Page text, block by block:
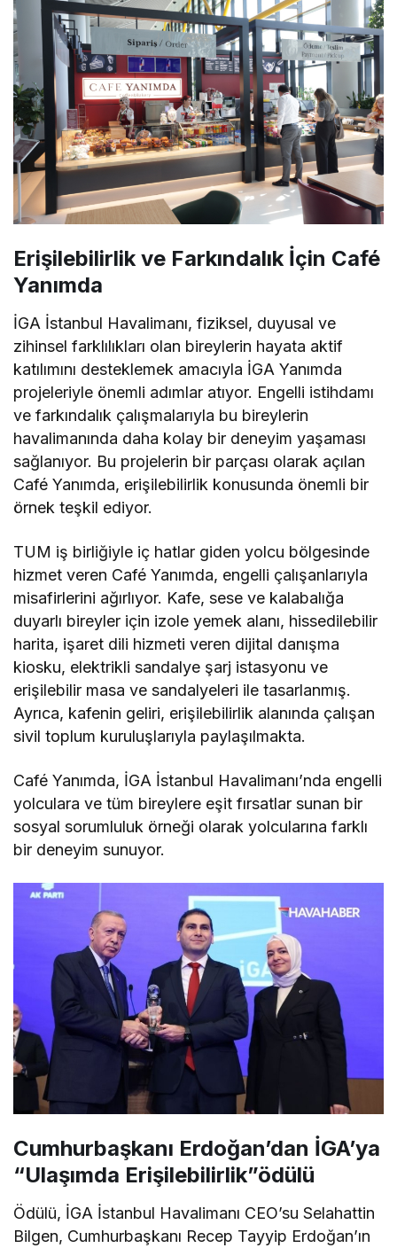
Erişilebilirlik ve Farkındalık İçin Café
Yanımda
İGA İstanbul Havalimanı, fiziksel, duyusal ve
zihinsel farklılıkları olan bireylerin hayata aktif
katılımını desteklemek amacıyla İGA Yanımda
projeleriyle önemli adımlar atıyor. Engelli istihdamı
ve farkındalık çalışmalarıyla bu bireylerin
havalimanında daha kolay bir deneyim yaşaması
sağlanıyor. Bu projelerin bir parçası olarak açılan
Café Yanımda, erişilebilirlik konusunda önemli bir
örnek teşkil ediyor.
TUM iş birliğiyle iç hatlar giden yolcu bölgesinde
hizmet veren Café Yanımda, engelli çalışanlarıyla
misafirlerini ağırlıyor. Kafe, sese ve kalabalığa
duyarlı bireyler için izole yemek alanı, hissedilebilir
harita, işaret dili hizmeti veren dijital danışma
kiosku, elektrikli sandalye şarj istasyonu ve
erişilebilir masa ve sandalyeleri ile tasarlanmış.
Ayrıca, kafenin geliri, erişilebilirlik alanında çalışan
sivil toplum kuruluşlarıyla paylaşılmakta.
Café Yanımda, İGA İstanbul Havalimanı’nda engelli
yolculara ve tüm bireylere eşit fırsatlar sunan bir
sosyal sorumluluk örneği olarak yolcularına farklı
bir deneyim sunuyor.
Cumhurbaşkanı Erdoğan’dan İGA’ya
“Ulaşımda Erişilebilirlik”ödülü
Ödülü, İGA İstanbul Havalimanı CEO’su Selahattin
Bilgen, Cumhurbaşkanı Recep Tayyip Erdoğan’ın